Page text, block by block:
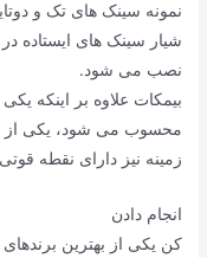
نمونه سینک های تک و
شیار سینک های
نصب می شود.
بیمکات علاوه بر اینکه
محسوب می شود، یکی از
زمینه نیز دارای نقطه
انجام دادن
کن یکی از بهترین